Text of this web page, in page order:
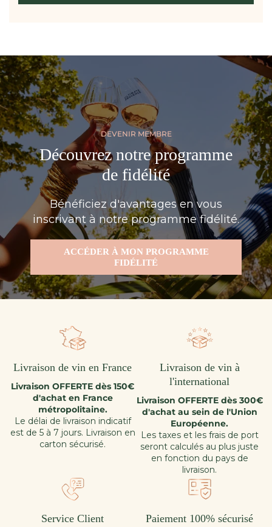
DEVENIR MEMBRE
Découvrez notre programme
de fidélité
Bénéficiez d'avantages en vous
inscrivant à notre programme fidélité.
ACCÉDER À MON PROGRAMME
FIDÉLITÉ
Livraison de vin en France
Livraison OFFERTE dès 150€
d'achat en France
métropolitaine.
Le délai de livraison indicatif
est de 5 à 7 jours. Livraison en
carton sécurisé.
Livraison de vin à
l'international
Livraison OFFERTE dès 300€
d'achat au sein de l'Union
Européenne.
Les taxes et les frais de port
seront calculés au plus juste
en fonction du pays de
livraison.
Service Client Paiement 100% sécurisé